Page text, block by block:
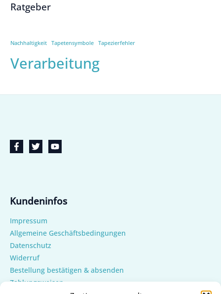
Ratgeber
Nachhaltigkeit Tapetensymbole Tapezierfehler
Verarbeitung
Kundeninfos
Impressum
Allgemeine Geschäftsbedingungen
Datenschutz
Widerruf
Bestellung bestätigen & absenden
Zahlungsweisen